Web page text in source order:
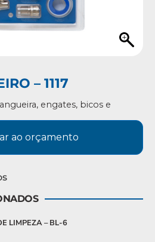
– 1117
engates, bicos e
ao orçamento
LIMPEZA – BL-6